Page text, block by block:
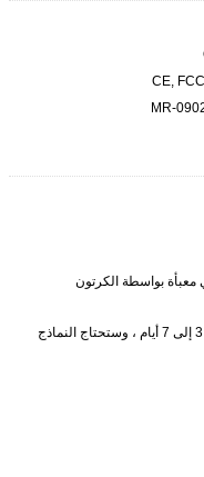
CE,
MR-
معبأة بواسطة الكرتون
ستكون المنتجات العادية جاهزة خلال 3 إلى 7 أيام ، وستحتاج النماذج